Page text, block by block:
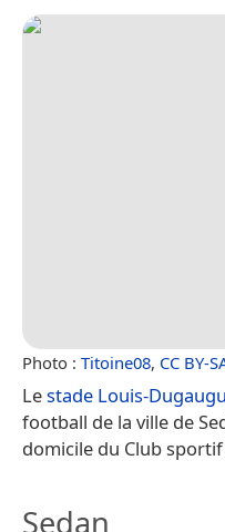
Photo : Titoine08, CC BY-
Lestade Louis-
football de la ville de
domicile du Club
Sedan